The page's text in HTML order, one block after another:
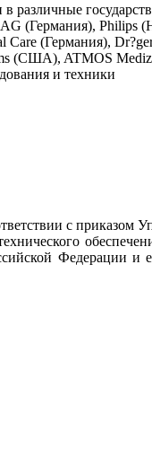
различные
AG (Германия),
(Германия),
(США), ATMOS
и техники
с приказом
Федерации и